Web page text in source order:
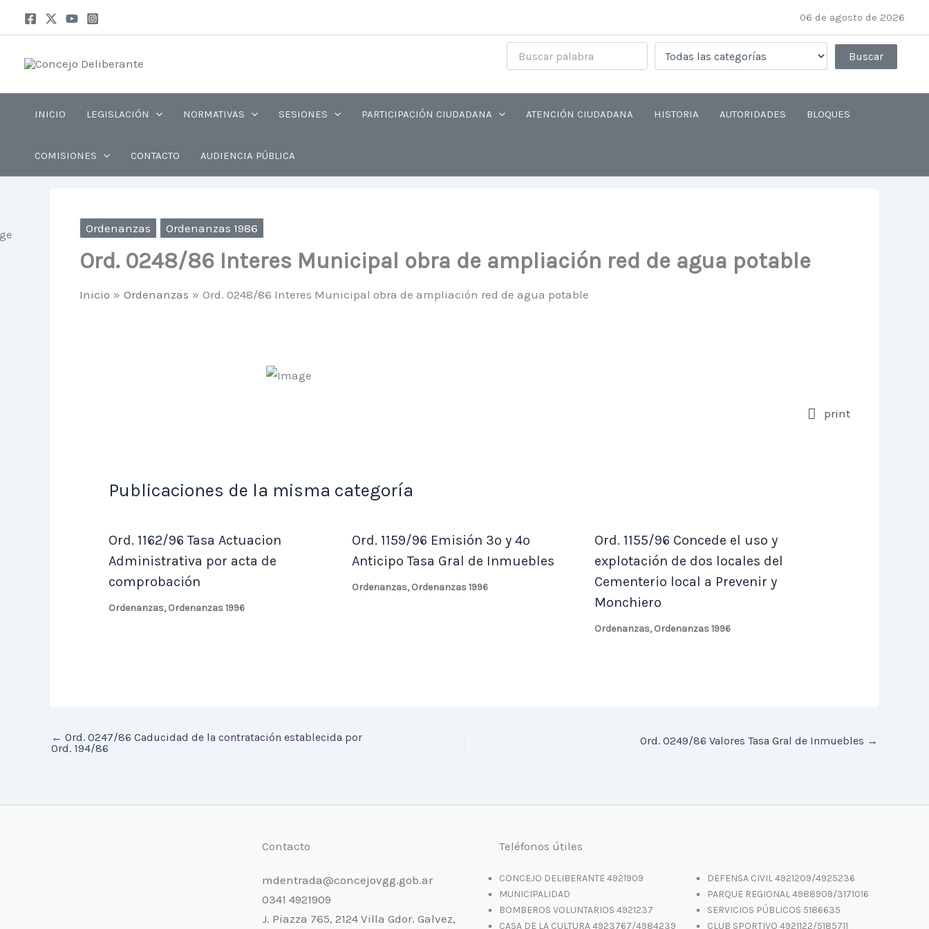
06 de agosto de 2026
INICIO LEGISLACIÓN NORMATIVAS SESIONES PARTICIPACIÓN CIUDADANA ATENCIÓN CIUDADANA HISTORIA AUTORIDADES BLOQUES
COMISIONES CONTACTO AUDIENCIA PÚBLICA
Ordenanzas Ordenanzas 1986
Ord. 0248/86 Interes Municipal obra de ampliación red de agua potable
Inicio Ordenanzas Ord. 0248/86 Interes Municipal obra de ampliación red de agua potable
print
Publicaciones de la misma categoría
Ord. 1162/96 Tasa Actuacion
Administrativa por acta de
comprobación
Ordenanzas,Ordenanzas 1996
Ord. 1159/96 Emisión 3º y 4º
Anticipo Tasa Gral de Inmuebles
Ordenanzas,Ordenanzas 1996
Ord. 1155/96 Concede el uso y
explotación de dos locales del
Cementerio local a Prevenir y
Monchiero
Ordenanzas,Ordenanzas 1996
← Ord. 0247/86 Caducidad de la contratación establecida por
Ord. 194/86
Ord. 0249/86 Valores Tasa Gral de Inmuebles →
Contacto
mdentrada@concejovgg.gob.ar
0341 4921909
J. Piazza 765, 2124 Villa Gdor. Galvez,
Teléfonos útiles
CONCEJO DELIBERANTE 4921909
MUNICIPALIDAD
BOMBEROS VOLUNTARIOS 4921237
CASA DE LA CULTURA 4923767/4984239
DEFENSA CIVIL 4921209/4925236
PARQUE REGIONAL 4988909/3171016
SERVICIOS PÚBLICOS 5186635
CLUB SPORTIVO 4921122/5185711